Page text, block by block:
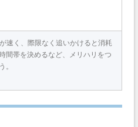
速く、際限なく追いかけると消耗
間帯を決めるなど、メリハリをつ
。